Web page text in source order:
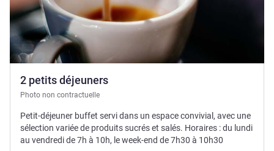
2 petits déjeuners
Photo non contractuelle
Petit-déjeuner buffet servi dans un espace convivial, avec une
sélection variée de produits sucrés et salés. Horaires : du lundi
au vendredi de 7h à 10h, le week-end de 7h30 à 10h30